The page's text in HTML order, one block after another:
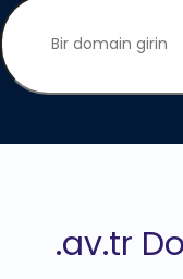
.av.tr